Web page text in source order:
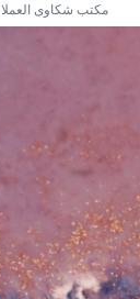
مكتب شكاوى